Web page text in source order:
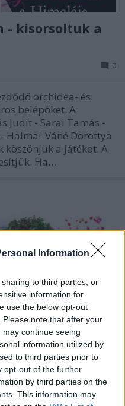
Information
to third parties, or
information for
use the below opt-out
note that after your
continue seeing
information utilized by
to third parties prior to
opt-out of the further
by third parties on the
This information may
- kisorsoltuk a
0
orchidea- és
belépőket. A
Judit - Sarai Tamás -
Halmai-Váné Dorottya
köszönjük a játékot. A
Ha…